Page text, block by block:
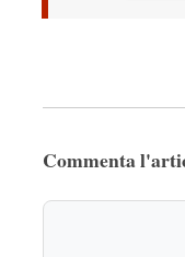
Commenta